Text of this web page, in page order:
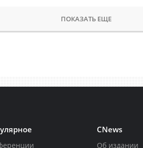
ПОКАЗАТЬ ЕЩЕ
CNews
Об издании